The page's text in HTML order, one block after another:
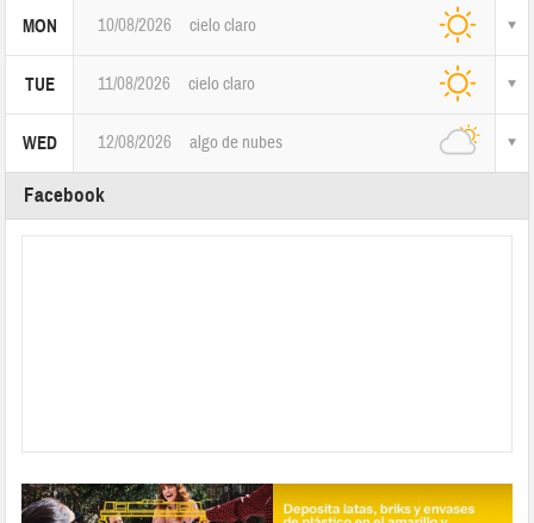
MON 10/08/2026 cielo claro
TUE 11/08/2026 cielo claro
WED 12/08/2026 algo de nubes
Facebook